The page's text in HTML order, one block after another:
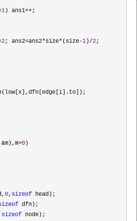
1 ) ans1++;
2; ans2=ans2*size*(size-1 )/2;
0 )
0, sizeof head);
dfn);
sizeof node);